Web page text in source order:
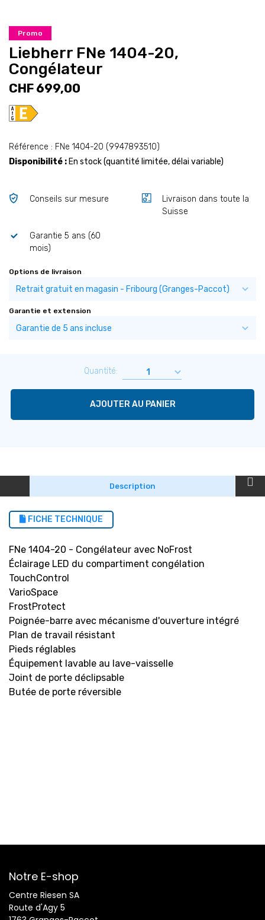
Promo
Liebherr FNe 1404-20,
Congélateur
CHF 699,00
Référence : FNe 1404-20 (9947893510)
Disponibilité : En stock (quantité limitée, délai variable)
Conseils sur mesure
Livraison dans toute la
Suisse
Garantie 5 ans (60
mois)
Options de livraison
Garantie et extension
Quantité:
AJOUTER AU PANIER
Description
FICHE TECHNIQUE
FNe 1404-20 - Congélateur avec NoFrost
Éclairage LED du compartiment congélation
TouchControl
VarioSpace
FrostProtect
Poignée-barre avec mécanisme d'ouverture intégré
Plan de travail résistant
Pieds réglables
Équipement lavable au lave-vaisselle
Joint de porte déclipsable
Butée de porte réversible
Notre E-shop
Centre Riesen SA
Route d'Agy 5